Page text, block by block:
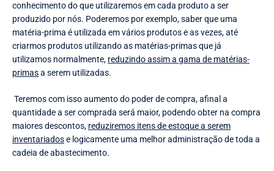
conhecimento do que utilizaremos em cada produto a ser
produzido por nós. Poderemos por exemplo, saber que uma
matéria-prima é utilizada em vários produtos e as vezes, até
criarmos produtos utilizando as matérias-primas que já
utilizamos normalmente, reduzindo assim a gama de matérias-
primasa serem utilizadas.
Teremos com isso aumento do poder de compra, afinal a
quantidade a ser comprada será maior, podendo obter na compra
maiores descontos, reduziremos itens de estoque a serem
inventariadose logicamente uma melhor administração de toda a
cadeia de abastecimento.